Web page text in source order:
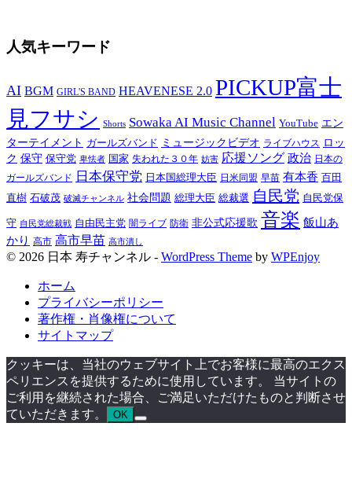
人気キーワード
AI BGM GIRL'S BAND HEAVENESE 2.0 PICKUP富士
見フサシ Shorts Sowaka AI Music Channel YouTube エン
ターテイメント ガールズバンド ミュージックビデオ ライブハウス ロッ
ク 保守 保守党 卑怯者 国家 失われた３０年 妨害 応援ソング 政治 日本の
ガールズバンド
日本保守党 日本国総理大臣 日米同盟 早苗 有本香 百田
直樹 石破茂 破滅チャンネル 社会問題 総理大臣 総裁選 自民党 自民党保
守 自民党総裁戦 自由民主党 闇ライブ 防衛 非公式応援歌 音楽 飯山あ
かり 高市 高市早苗 高市潰し
© 2026 日本 寿チャンネル - WordPress Theme by WPEnjoy
ホーム
プライバシーポリシー
著作権・肖像権について
サイトマップ
クッキーは、当社のウェブサイト上でお客様に最高のエクス
ペリエンスを提供するために使用しています。 当サイトの
ご利用を継続された場合、ご満足いただけたものと判断させ
ていただきます。
OK